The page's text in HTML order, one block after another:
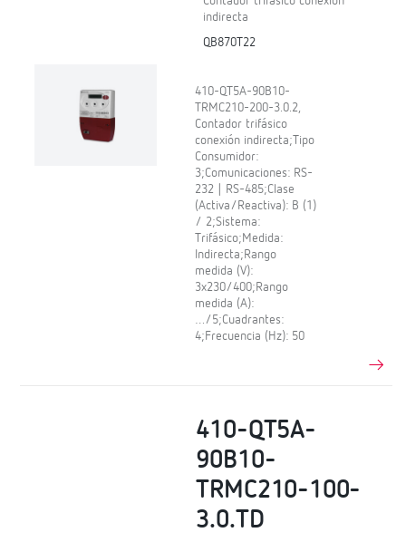
indirecta
QB870T22
410-QT5A-90B10-
TRMC210-200-3.0.2,
Contador trifásico
conexión indirecta;Tipo
Consumidor:
3;Comunicaciones: RS-
232 | RS-485;Clase
(Activa/Reactiva): B (1)
/ 2;Sistema:
Trifásico;Medida:
Indirecta;Rango
medida (V):
3x230/400;Rango
medida (A):
…/5;Cuadrantes:
4;Frecuencia (Hz): 50
410-QT5A-
90B10-
TRMC210-100-
3.0.TD